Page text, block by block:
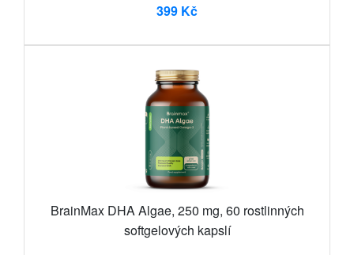
399 Kč
BrainMax DHA Algae, 250 mg, 60 rostlinných
softgelových kapslí